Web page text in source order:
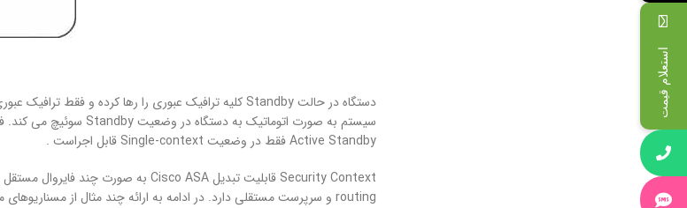
دستگاه در حالت Standby كليه ترافیک عبوری را رها کرده و فقط ترافیک عبوری از رابط management
سیستم به
Active Standby فقط در وضعیت
Single-context قابل اجراست .
Security Context قابلیت تبدیل Cisco ASA به صورت چند فایروال مستقل را ایجاد می میکند ،
routing و سرپرست مستقلی دارد. در ادامه به ارائه چند مثال از مسناریوهای متداول در استفاده از security Context جهت توسعه شبکه پرداخته می شود .
استعلام قیمت